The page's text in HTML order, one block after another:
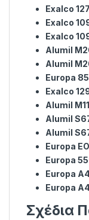
Exalco
Exalco
Exalco
Alumil
Alumil
Europa
Exalco
Alumil
Alumil
Alumil
Europa
Europa
Europa
Europa
Σχέδια